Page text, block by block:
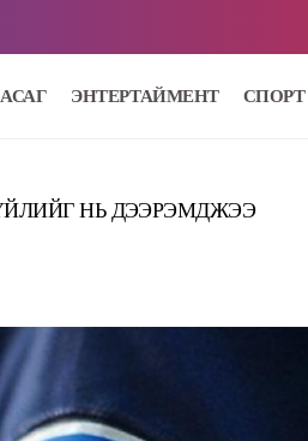
ЭНТЕРТАЙМЕНТ СПОРТ
НЬ ДЭЭРЭМДЖЭЭ